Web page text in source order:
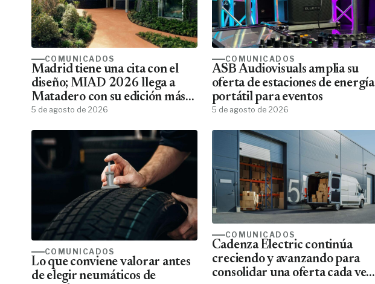
COMUNICADOS
Madrid tiene una cita con el
diseño; MIAD 2026 llega a
Matadero con su edición más
ambiciosa
5 de agosto de 2026
COMUNICADOS
ASB Audiovisuals amplia su
oferta de estaciones de energía
portátil para eventos
5 de agosto de 2026
COMUNICADOS
Lo que conviene valorar antes
de elegir neumáticos de
COMUNICADOS
Cadenza Electric continúa
creciendo y avanzando para
consolidar una oferta cada vez